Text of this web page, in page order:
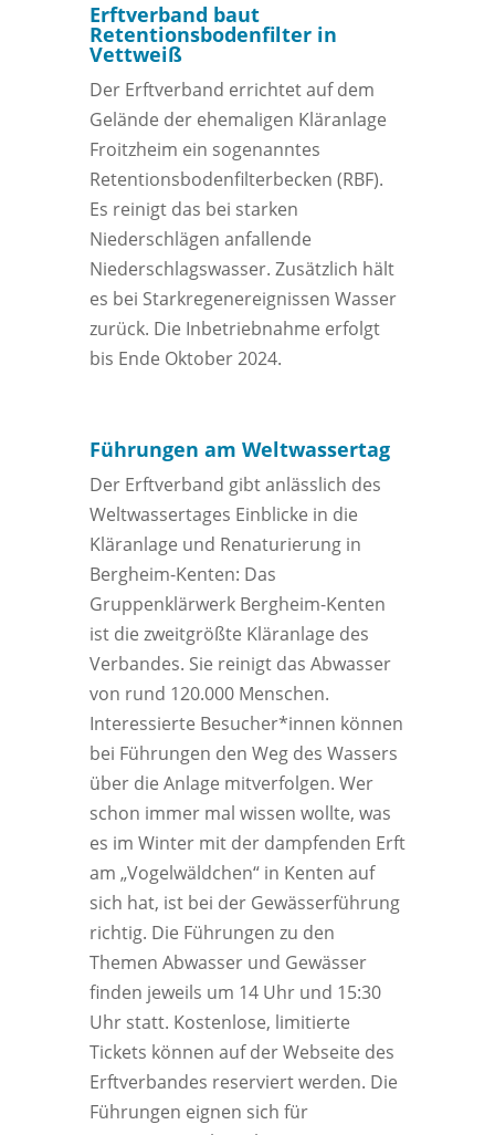
Erftverband baut
Retentionsbodenfilter in
Vettweiß
Der Erftverband errichtet auf dem
Gelände der ehemaligen Kläranlage
Froitzheim ein sogenanntes
Retentionsbodenfilterbecken (RBF).
Es reinigt das bei starken
Niederschlägen anfallende
Niederschlagswasser. Zusätzlich hält
es bei Starkregenereignissen Wasser
zurück. Die Inbetriebnahme erfolgt
bis Ende Oktober 2024.
Führungen am Weltwassertag
Der Erftverband gibt anlässlich des
Weltwassertages Einblicke in die
Kläranlage und Renaturierung in
Bergheim-Kenten: Das
Gruppenklärwerk Bergheim-Kenten
ist die zweitgrößte Kläranlage des
Verbandes. Sie reinigt das Abwasser
von rund 120.000 Menschen.
Interessierte Besucher*innen können
bei Führungen den Weg des Wassers
über die Anlage mitverfolgen. Wer
schon immer mal wissen wollte, was
es im Winter mit der dampfenden Erft
am „Vogelwäldchen“ in Kenten auf
sich hat, ist bei der Gewässerführung
richtig. Die Führungen zu den
Themen Abwasser und Gewässer
finden jeweils um 14 Uhr und 15:30
Uhr statt. Kostenlose, limitierte
Tickets können auf der Webseite des
Erftverbandes reserviert werden. Die
Führungen eignen sich für